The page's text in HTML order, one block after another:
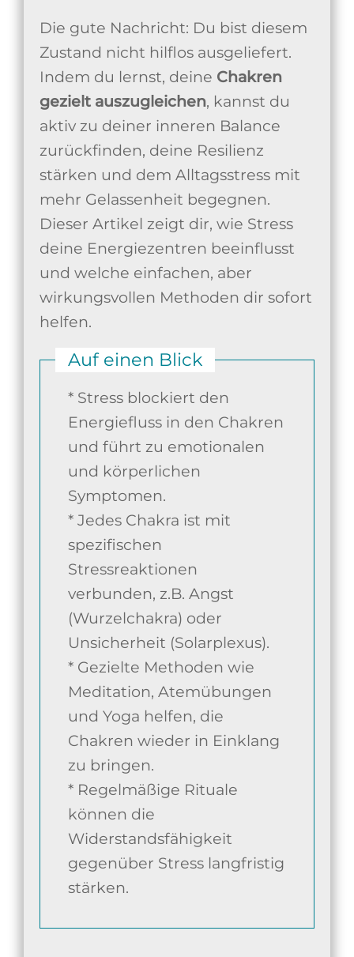
Die gute Nachricht: Du bist diesem
Zustand nicht hilflos ausgeliefert.
Indem du lernst, deine Chakren
gezielt auszugleichen, kannst du
aktiv zu deiner inneren Balance
zurückfinden, deine Resilienz
stärken und dem Alltagsstress mit
mehr Gelassenheit begegnen.
Dieser Artikel zeigt dir, wie Stress
deine Energiezentren beeinflusst
und welche einfachen, aber
wirkungsvollen Methoden dir sofort
helfen.
Auf einen Blick
* Stress blockiert den
Energiefluss in den Chakren
und führt zu emotionalen
und körperlichen
Symptomen.
* Jedes Chakra ist mit
spezifischen
Stressreaktionen
verbunden, z.B. Angst
(Wurzelchakra) oder
Unsicherheit (Solarplexus).
* Gezielte Methoden wie
Meditation, Atemübungen
und Yoga helfen, die
Chakren wieder in Einklang
zu bringen.
* Regelmäßige Rituale
können die
Widerstandsfähigkeit
gegenüber Stress langfristig
stärken.